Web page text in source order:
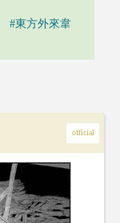
#東方外來韋
official